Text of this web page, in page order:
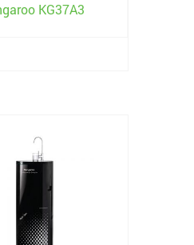
KG37A3